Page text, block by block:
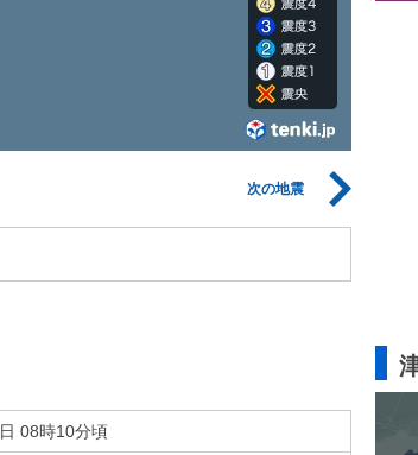
次の地震
08時10分頃